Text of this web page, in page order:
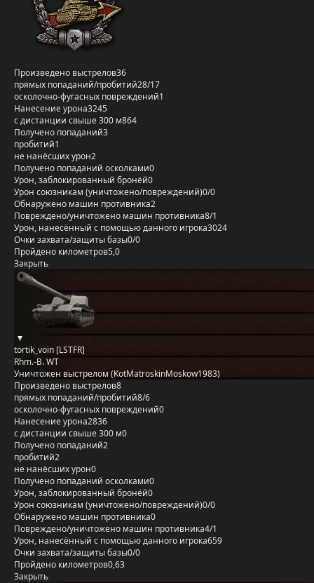
Произведено выстрелов36
прямых попаданий/пробитий28/17
осколочно-фугасных повреждений1
Нанесение урона3245
с дистанции свыше 300 м864
Получено попаданий3
пробитий1
не нанёсших урон2
Получено попаданий осколками0
Урон, заблокированный бронёй0
Урон союзникам (уничтожено/повреждений)0/0
Обнаружено машин противника2
Повреждено/уничтожено машин противника8/1
Урон, нанесённый с помощью данного игрока3024
Очки захвата/защиты базы0/0
Пройдено километров5,0
Закрыть
tortik_voin [LSTFR]
Rhm.-B. WT
Уничтожен выстрелом (KotMatroskinMoskow1983)
Произведено выстрелов8
прямых попаданий/пробитий8/6
осколочно-фугасных повреждений0
Нанесение урона2836
с дистанции свыше 300 м0
Получено попаданий2
пробитий2
не нанёсших урон0
Получено попаданий осколками0
Урон, заблокированный бронёй0
Урон союзникам (уничтожено/повреждений)0/0
Обнаружено машин противника0
Повреждено/уничтожено машин противника4/1
Урон, нанесённый с помощью данного игрока659
Очки захвата/защиты базы0/0
Пройдено километров0,63
Закрыть